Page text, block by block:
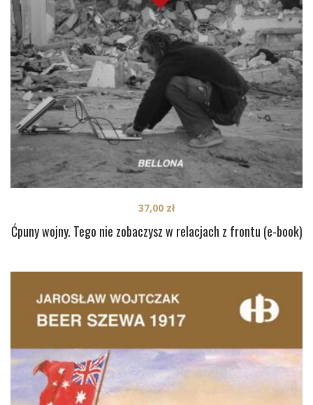
Ćpuny wojny. Tego nie zobaczysz w relacjach z frontu (e-book)
37,00 zł